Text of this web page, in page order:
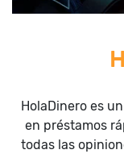
HolaDinero es
en préstamos
todas las